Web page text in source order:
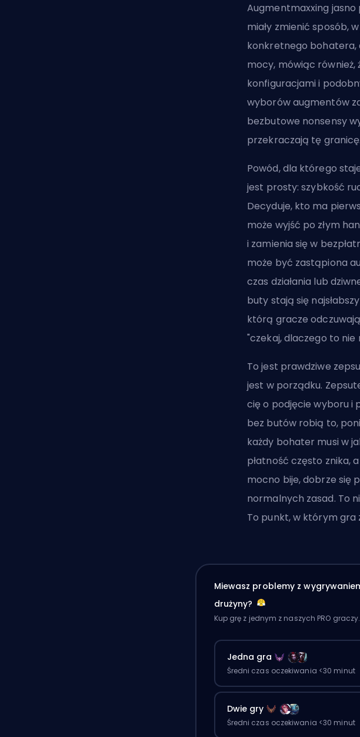
Augmentmaxxing
miały zmienić sposób,
konkretnego bohatera,
mocy, mówiąc również,
konfiguracjami i
wyborów augmentów
bezbutowe nonsensy
przekraczają tę granicę.
Powód, dla którego
jest prosty: szybkość
Decyduje, kto ma
może wyjść po złym
i zamienia się w
może być zastąpiona
czas działania lub
buty stają się
którą gracze
"czekaj, dlaczego to
To jest prawdziwe
jest w porządku.
cię o podjęcie wyboru i
bez butów robią to,
każdy bohater musi w
płatność często znika,
mocno bije, dobrze się
normalnych zasad. To
To punkt, w którym gra
Miewasz problemy z
drużyny?
Kup grę z jednym z naszych PRO graczy.
Jedna gra
Średni czas oczekiwania <30 minut
Dwie gry
Średni czas oczekiwania <30 minut